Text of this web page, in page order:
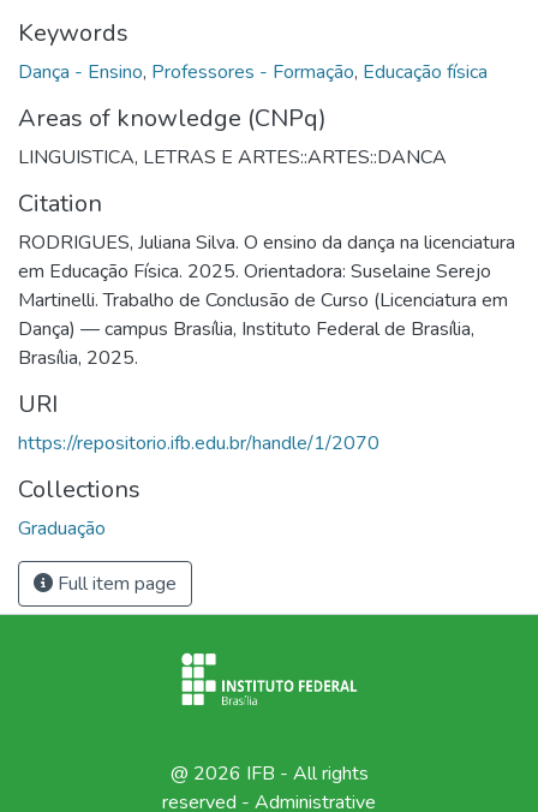
Keywords
Dança - Ensino, Professores - Formação, Educação física
Areas of knowledge (CNPq)
LINGUISTICA, LETRAS E ARTES::ARTES::DANCA
Citation
RODRIGUES, Juliana Silva. O ensino da dança na licenciatura
em Educação Física. 2025. Orientadora: Suselaine Serejo
Martinelli. Trabalho de Conclusão de Curso (Licenciatura em
Dança) — campus Brasília, Instituto Federal de Brasília,
Brasília, 2025.
URI
https://repositorio.ifb.edu.br/handle/1/2070
Collections
Graduação
Full item page
@ 2026 IFB - All rights
reserved - Administrative